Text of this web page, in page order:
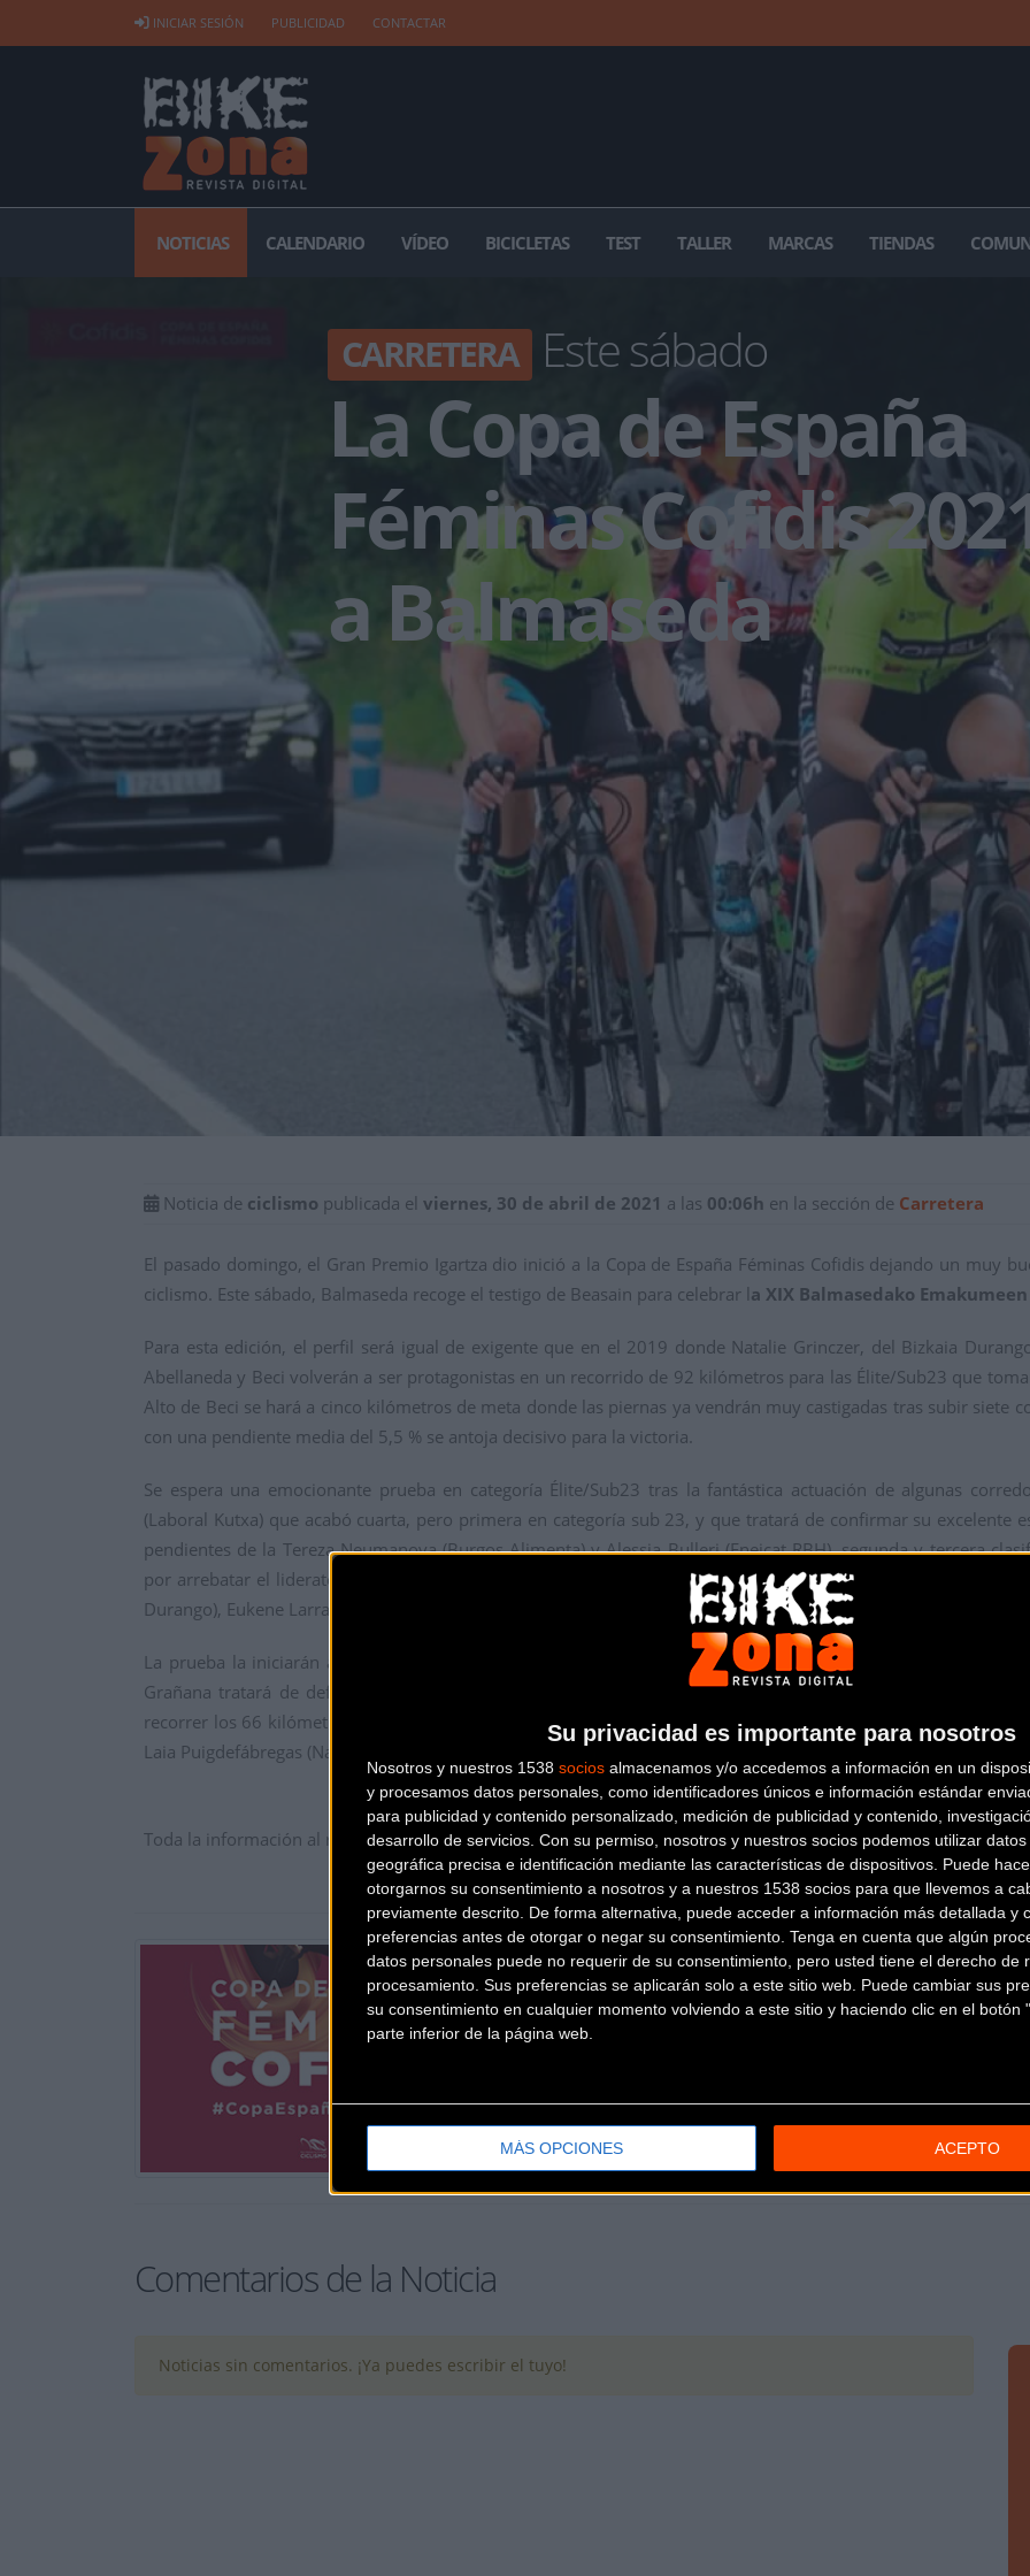
Su privacidad es importante para nosotros
Nosotros y nuestros 1538 socios almacenamos y/o accedemos a información en un
y procesamos datos personales, como identificadores únicos e información estándar
para publicidad y contenido personalizado, medición de publicidad y contenido,
desarrollo de servicios. Con su permiso, nosotros y nuestros socios podemos utilizar
geográfica precisa e identificación mediante las características de dispositivos. Puede
otorgarnos su consentimiento a nosotros y a nuestros 1538 socios para que llevemos a
previamente descrito. De forma alternativa, puede acceder a información más detallada y
preferencias antes de otorgar o negar su consentimiento. Tenga en cuenta que algún
datos personales puede no requerir de su consentimiento, pero usted tiene el derecho de
procesamiento. Sus preferencias se aplicarán solo a este sitio web. Puede cambiar sus
su consentimiento en cualquier momento volviendo a este sitio y haciendo clic en el botón
parte inferior de la página web.
MÁS OPCIONES ACEPTO
INICIAR SESIÓN PUBLICIDAD CONTACTAR
NOTICIAS CALENDARIO VÍDEO BICICLETAS TEST TALLER MARCAS TIENDAS
CARRETERA Este sábado
La Copa de España
Féminas Cofidis
a Balmaseda
Noticia de ciclismo publicada el viernes, 30 de abril de 2021 a las 00:06h en la sección de Carretera
El pasado domingo, el Gran Premio Igartza dio inició a la Copa de España Féminas Cofidis dejando un muy
ciclismo. Este sábado, Balmaseda recoge el testigo de Beasain para celebrar la XIX Balmasedako
Para esta edición, el perfil será igual de exigente que en el 2019 donde Natalie Grinczer, del Bizkaia
Abellaneda y Beci volverán a ser protagonistas en un recorrido de 92 kilómetros para las Élite/Sub23 que
Alto de Beci se hará a cinco kilómetros de meta donde las piernas ya vendrán muy castigadas tras subir siete
con una pendiente media del 5,5 % se antoja decisivo para la victoria.
Se espera una emocionante prueba en categoría Élite/Sub23 tras la fantástica actuación de algunas
(Laboral Kutxa) que acabó cuarta, pero primera en categoría sub 23, y que tratará de confirmar su excelente
pendientes de la Tereza Neumanova (Burgos Alimenta) y Alessia Bulleri (Eneicat RBH), segunda y tercera
por arrebatar el liderato a Vita Heine (Massi Tactic). Por otra parte, también estarán presentes en Balmaseda
Durango), Eukene Larrarte (Laboral Kutxa), Isabel Martín (Río Miera) o Sofía Rodríguez (Sopela).
La prueba la iniciarán a las 9:00h, las chicas de categoría cadete bajo un recorrido de 41,8 kilómetros
Grañana tratará de defender el maillot de líder conseguido en Beasain. Por su parte, las corredoras
recorrer los 66 kilómetros de carrera y donde se espera un bonito duelo entre las jóvenes promesas del
Laia Puigdefábregas (Nafarroa Ermitagaña), Sandra Gutiérrez (Bioracer – Metallo) o las hermanas Lucía y Laura
Toda la información al respecto de la Copa de España de Féminas Cofidis podréis encontrarla en redes sociales
Más info. de este evento
XIX BALMASEDAKO EMAKUMEEN SARIA 2021
Se celebra el 01/05/2021
La Comisión Delegada de la Real Federación Española
Comentarios de la Noticia
Noticias sin comentarios. ¡Ya puedes escribir el tuyo!